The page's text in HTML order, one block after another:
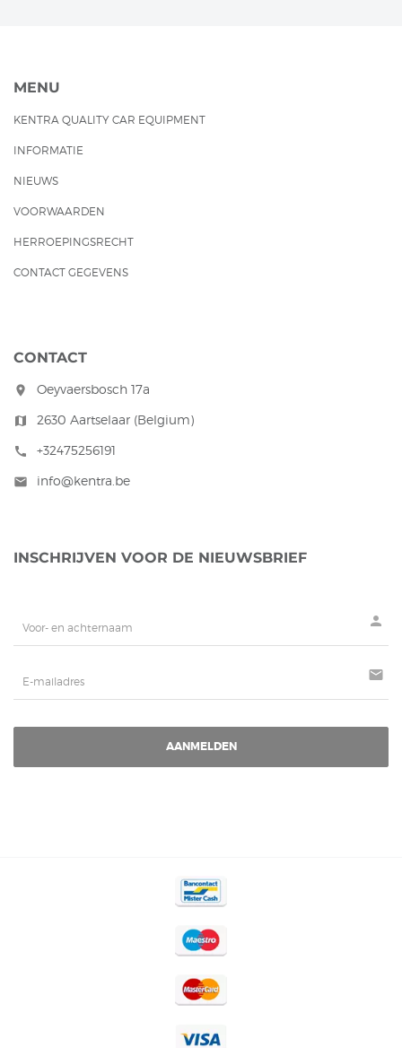
MENU
KENTRA QUALITY CAR EQUIPMENT
INFORMATIE
NIEUWS
VOORWAARDEN
HERROEPINGSRECHT
CONTACT GEGEVENS
CONTACT
room Oeyvaersbosch 17a
map 2630 Aartselaar (Belgium)
call +32475256191
mail info@kentra.be
INSCHRIJVEN VOOR DE NIEUWSBRIEF
person
mail
AANMELDEN